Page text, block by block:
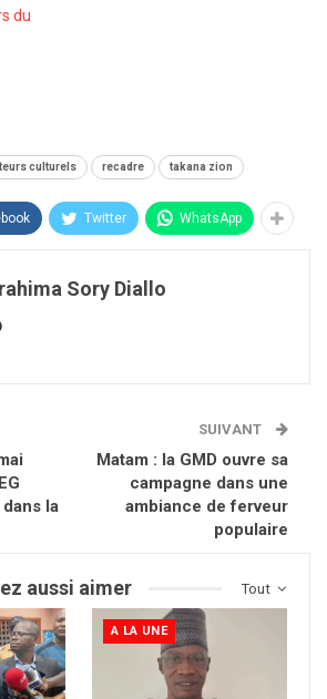
du
culturels recadre takana zion
Twitter WhatsApp
Sory Diallo
la
SUIVANT
Matam : la GMD ouvre sa
campagne dans une
ambiance de ferveur
populaire
Tout
aussi aimer
A LA UNE